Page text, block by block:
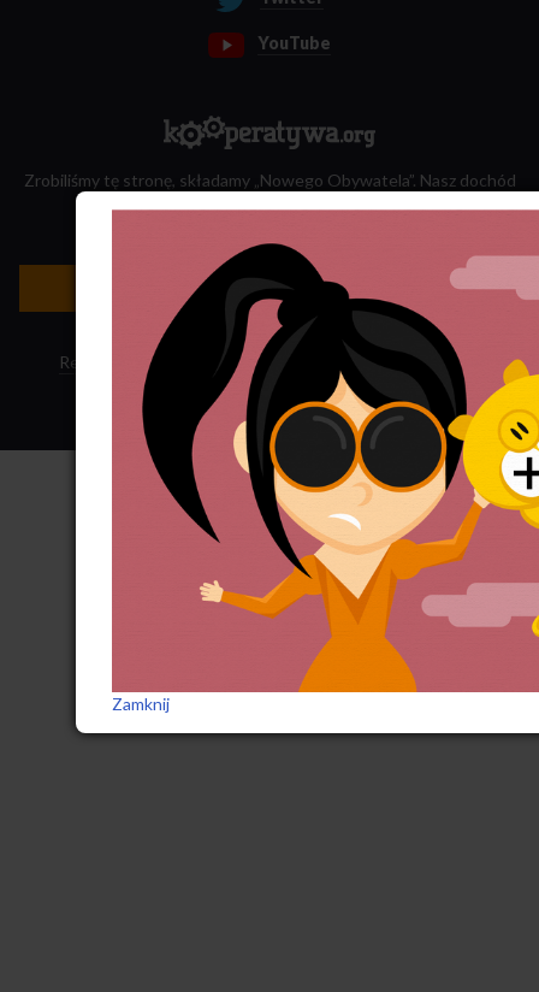
YouTube
Zrobiliśmy tę stronę, składamy „Nowego Obywatela”. Nasz dochód
Newsletter »
Regulamin sklepu Polityka ciasteczek · Subskrypcja RSS
Zamknij